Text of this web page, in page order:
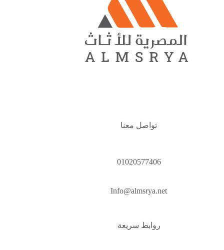
تواصل معنا
01020577406
Info@almsrya.net
روابط سريعة